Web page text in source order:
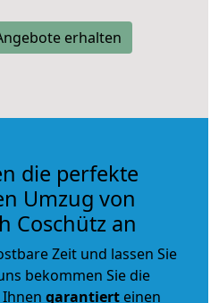
erhalten
die perfekte
Umzug von
Coschütz an
Zeit und lassen Sie
bekommen Sie die
Ihnen garantiert einen